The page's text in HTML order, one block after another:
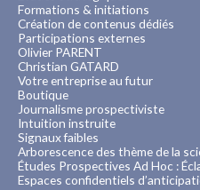
Formations & initiations
Création de contenus dédiés
Participations externes
Olivier PARENT
Christian GATARD
Votre entreprise au futur
Boutique
Journalisme prospectiviste
Intuition instruite
Signaux faibles
Arborescence des thème de la
Études Prospectives Ad Hoc :
Espaces confidentiels